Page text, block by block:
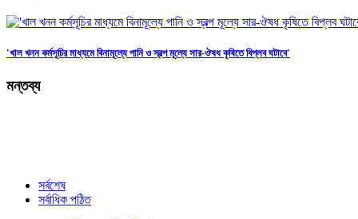
'খাল খনন কর্মসূচির মাধ্যমে বিনামূল্যে পানি ও স্বল্প মূল্যে সার-ঔষধ কৃষিতে বিপ্লব ঘটাবে'
মন্তব্য
সর্বশেষ
সর্বাধিক পঠিত